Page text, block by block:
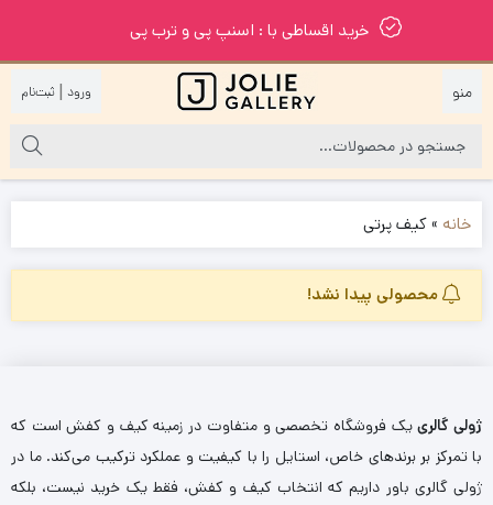
خرید اقساطی با : اسنپ پی و ترب پی
|
خانه »کیف پرتی
محصولی پیدا نشد!
ژولی گالرییک فروشگاه تخصصی و متفاوت در زمینه کیف و کفش است که
با تمرکز بر برندهای خاص، استایل را با کیفیت و عملکرد ترکیب می‌کند. ما در
ژولی گالری باور داریم که انتخاب کیف و کفش، فقط یک خرید نیست، بلکه